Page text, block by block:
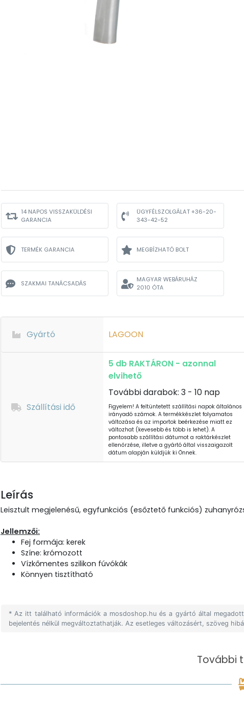
14 NAPOS VISSZAKÜLDÉSI
GARANCIA
ÜGYFÉLSZOLGÁLAT +36-20-
343-42-52
TERMÉK GARANCIA MEGBÍZHATÓ BOLT
SZAKMAI TANÁCSADÁS
MAGYAR WEBÁRUHÁZ
2010 ÓTA
Gyártó LAGOON
Szállítási idő
5 db RAKTÁRON - azonnal
elvihető
További darabok: 3 - 10 nap
Figyelem! A feltüntetett szállítási napok általános
irányadó számok. A termékkészlet folyamatos
változása és az importok beérkezése miatt ez
változhat (kevesebb és több is lehet). A
pontosabb szállítási dátumot a raktárkészlet
ellenőrzése, illetve a gyártó által visszaigazolt
dátum alapján küldjük ki Önnek.
Leírás
Leisztult megjelenésű, egyfunkciós (esőztető funkciós)
Jellemzői:
Fej formája: kerek
Színe: krómozott
Vízkőmentes szilikon fúvókák
Könnyen tisztítható
* Az itt található információk a mosdoshop.hu és a gyártó által
bejelentés nélkül megváltoztathatják. Az esetleges változásért, szöveg
További